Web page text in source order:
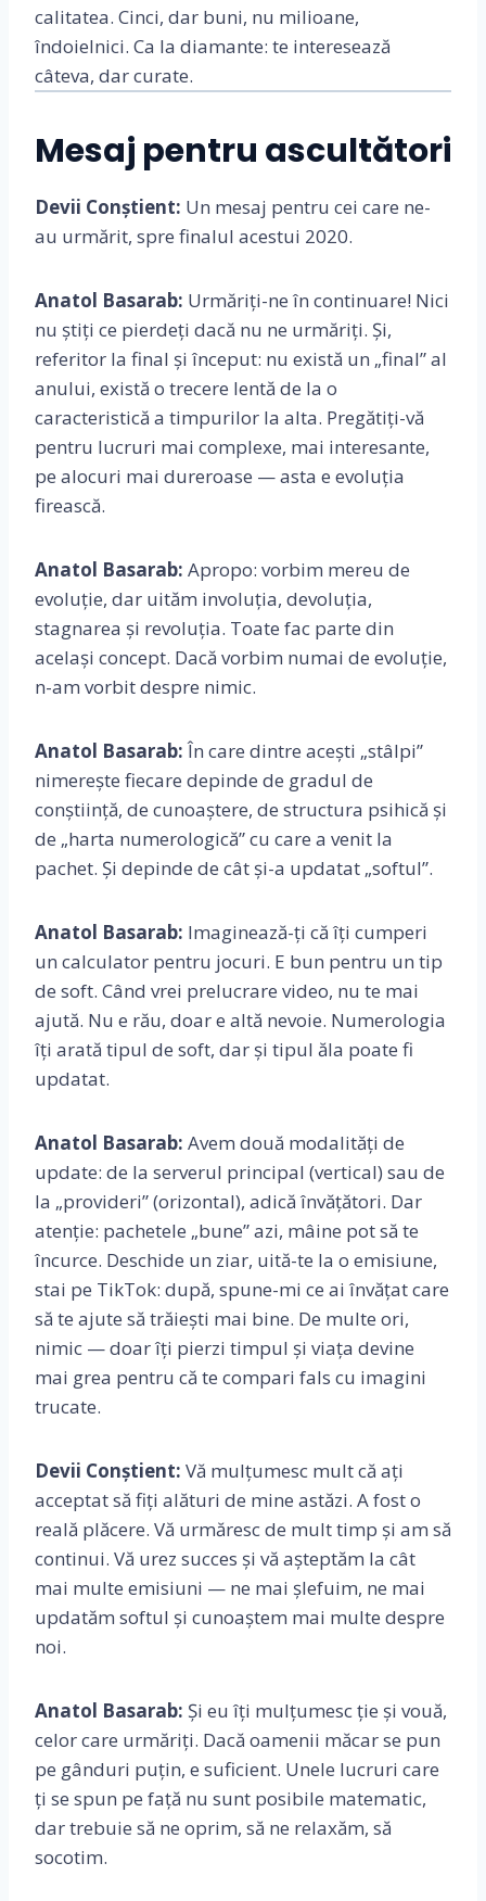
calitatea. Cinci, dar buni, nu milioane,
îndoielnici. Ca la diamante: te interesează
câteva, dar curate.
Mesaj pentru ascultători
Devii Conștient: Un mesaj pentru cei care ne-
au urmărit, spre finalul acestui 2020.
Anatol Basarab: Urmăriți-ne în continuare! Nici
nu știți ce pierdeți dacă nu ne urmăriți. Și,
referitor la final și început: nu există un „final” al
anului, există o trecere lentă de la o
caracteristică a timpurilor la alta. Pregătiți-vă
pentru lucruri mai complexe, mai interesante,
pe alocuri mai dureroase — asta e evoluția
firească.
Anatol Basarab: Apropo: vorbim mereu de
evoluție, dar uităm involuția, devoluția,
stagnarea și revoluția. Toate fac parte din
același concept. Dacă vorbim numai de evoluție,
n-am vorbit despre nimic.
Anatol Basarab:În care dintre acești „stâlpi”
nimerește fiecare depinde de gradul de
conștiință, de cunoaștere, de structura psihică și
de „harta numerologică” cu care a venit la
pachet. Și depinde de cât și-a updatat „softul”.
Anatol Basarab: Imaginează-ți că îți cumperi
un calculator pentru jocuri. E bun pentru un tip
de soft. Când vrei prelucrare video, nu te mai
ajută. Nu e rău, doar e altă nevoie. Numerologia
îți arată tipul de soft, dar și tipul ăla poate fi
updatat.
Anatol Basarab: Avem două modalități de
update: de la serverul principal (vertical) sau de
la „provideri” (orizontal), adică învățători. Dar
atenție: pachetele „bune” azi, mâine pot să te
încurce. Deschide un ziar, uită-te la o emisiune,
stai pe TikTok: după, spune-mi ce ai învățat care
să te ajute să trăiești mai bine. De multe ori,
nimic — doar îți pierzi timpul și viața devine
mai grea pentru că te compari fals cu imagini
trucate.
Devii Conștient: Vă mulțumesc mult că ați
acceptat să fiți alături de mine astăzi. A fost o
reală plăcere. Vă urmăresc de mult timp și am să
continui. Vă urez succes și vă așteptăm la cât
mai multe emisiuni — ne mai șlefuim, ne mai
updatăm softul și cunoaștem mai multe despre
noi.
Anatol Basarab: Și eu îți mulțumesc ție și vouă,
celor care urmăriți. Dacă oamenii măcar se pun
pe gânduri puțin, e suficient. Unele lucruri care
ți se spun pe față nu sunt posibile matematic,
dar trebuie să ne oprim, să ne relaxăm, să
socotim.